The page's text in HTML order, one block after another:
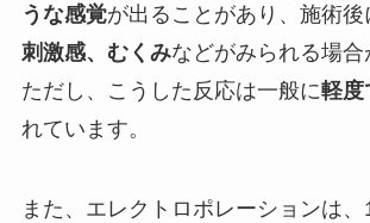
うな感覚が出ることがあり、施術後
刺激感、むくみなどがみられる場合
ただし、こうした反応は一般に軽度
れています。
また、エレクトロポレーションは